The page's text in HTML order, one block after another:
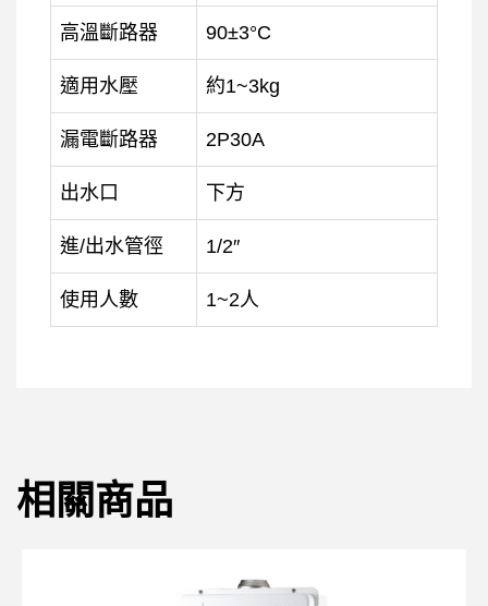
高溫斷路器 90±3°C
適用水壓 約1~3kg
漏電斷路器 2P30A
出水口 下方
進/出水管徑 1/2″
使用人數 1~2人
相關商品